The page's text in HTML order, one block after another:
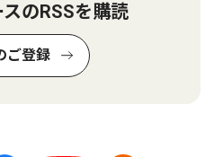
のRSSを購読
ご登録